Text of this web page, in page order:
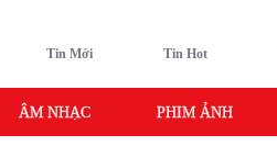
Tin Mới Tin Hot
ÂM NHẠC PHIM ẢNH